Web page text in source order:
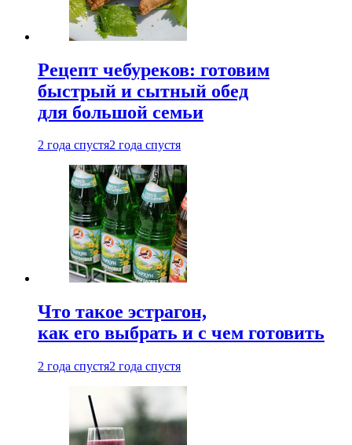
Рецепт чебуреков: готовим
быстрый и сытный обед
для большой семьи
2 года спустя2 года спустя
Что такое эстрагон,
как его выбрать и с чем готовить
2 года спустя2 года спустя